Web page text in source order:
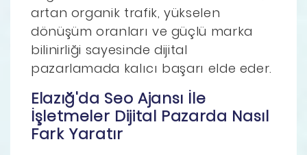
artan organik trafik, yükselen
dönüşüm oranları ve güçlü marka
bilinirliği sayesinde dijital
pazarlamada kalıcı başarı elde eder.
Elazığ'da Seo Ajansı İle
İşletmeler Dijital Pazarda Nasıl
Fark Yaratır